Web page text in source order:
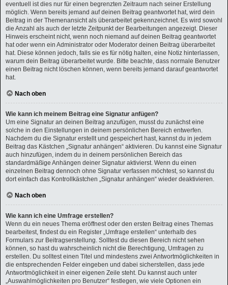
eventuell ist dies nur für einen begrenzten Zeitraum nach seiner Erstellung
möglich. Wenn bereits jemand auf deinen Beitrag geantwortet hat, wird dein
Beitrag in der Themenansicht als überarbeitet gekennzeichnet. Es wird sowohl
die Anzahl als auch der letzte Zeitpunkt der Bearbeitungen angezeigt. Dieser
Hinweis erscheint nicht, wenn noch niemand auf deinen Beitrag geantwortet
hat oder wenn ein Administrator oder Moderator deinen Beitrag überarbeitet
hat. Diese können jedoch, falls sie es für nötig halten, eine Notiz hinterlassen,
warum dein Beitrag überarbeitet wurde. Bitte beachte, dass normale Benutzer
einen Beitrag nicht löschen können, wenn bereits jemand darauf geantwortet
hat.
Nach oben
Wie kann ich meinem Beitrag eine Signatur anfügen?
Um eine Signatur an deinen Beitrag anzufügen, musst du zunächst eine
solche in den Einstellungen in deinem persönlichen Bereich entwerfen.
Nachdem du die Signatur erstellt und gespeichert hast, kannst du in jedem
Beitrag das Kästchen „Signatur anhängen“ aktivieren. Du kannst eine Signatur
auch hinzufügen, indem du in deinem persönlichen Bereich das
standardmäßige Anhängen deiner Signatur aktivierst. Wenn du einen
einzelnen Beitrag dennoch ohne Signatur verfassen möchtest, so kannst du
dort einfach das Kontrollkästchen „Signatur anhängen“ wieder deaktivieren.
Nach oben
Wie kann ich eine Umfrage erstellen?
Wenn du ein neues Thema eröffnest oder den ersten Beitrag eines Themas
bearbeitest, findest du ein Register „Umfrage erstellen“ unterhalb des
Formulars zur Beitragserstellung. Solltest du diesen Bereich nicht sehen
können, so hast du wahrscheinlich nicht die Berechtigung, Umfragen zu
erstellen. Du solltest einen Titel und mindestens zwei Antwortmöglichkeiten in
die entsprechenden Felder eingeben und dabei sicherstellen, dass jede
Antwortmöglichkeit in einer eigenen Zeile steht. Du kannst auch unter
„Auswahlmöglichkeiten pro Benutzer“ festlegen, wie viele Optionen ein